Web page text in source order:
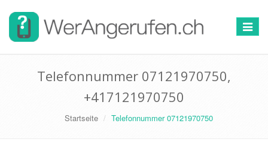
Toggle
Telefonnummer 07121970750,
+417121970750
Startseite Telefonnummer 07121970750